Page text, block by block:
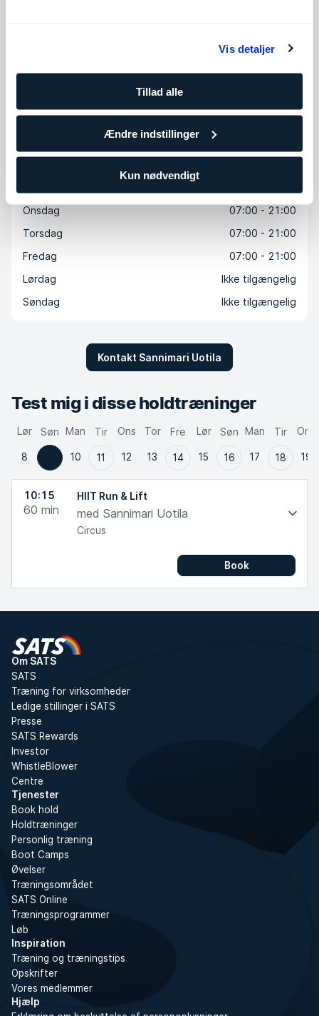
Vis detaljer
Tillad alle
Ændre indstillinger
Kun nødvendigt
Tilgængelige timer
Onsdag
07:00 - 21:00
Torsdag
07:00 - 21:00
Fredag
07:00 - 21:00
Lørdag
Ikke tilgængelig
Søndag
Ikke tilgængelig
Kontakt Sannimari Uotila
Test mig i disse holdtræninger
Lør
8
Søn Man
10
Tir
11
Ons
12
Tor
13
Fre
14
Lør
15
Søn
16
Man
17
Tir
18
Ons
19
10:15
60 min
HIIT Run & Lift
med Sannimari Uotila
Circus
Book
Om SATS
SATS
Træning for virksomheder
Ledige stillinger i SATS
Presse
SATS Rewards
Investor
WhistleBlower
Centre
Tjenester
Book hold
Holdtræninger
Personlig træning
Boot Camps
Øvelser
Træningsområdet
SATS Online
Træningsprogrammer
Løb
Inspiration
Træning og træningstips
Opskrifter
Vores medlemmer
Hjælp